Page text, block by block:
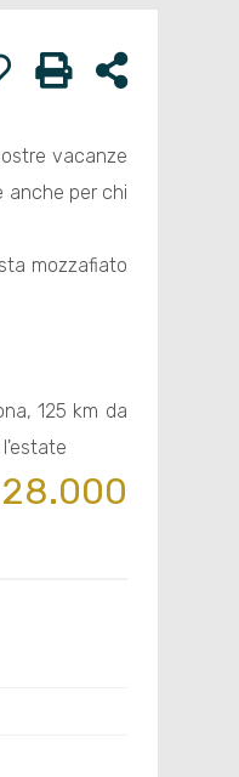
vacanze
anche per chi
mozzafiato
125 km da
l'estate